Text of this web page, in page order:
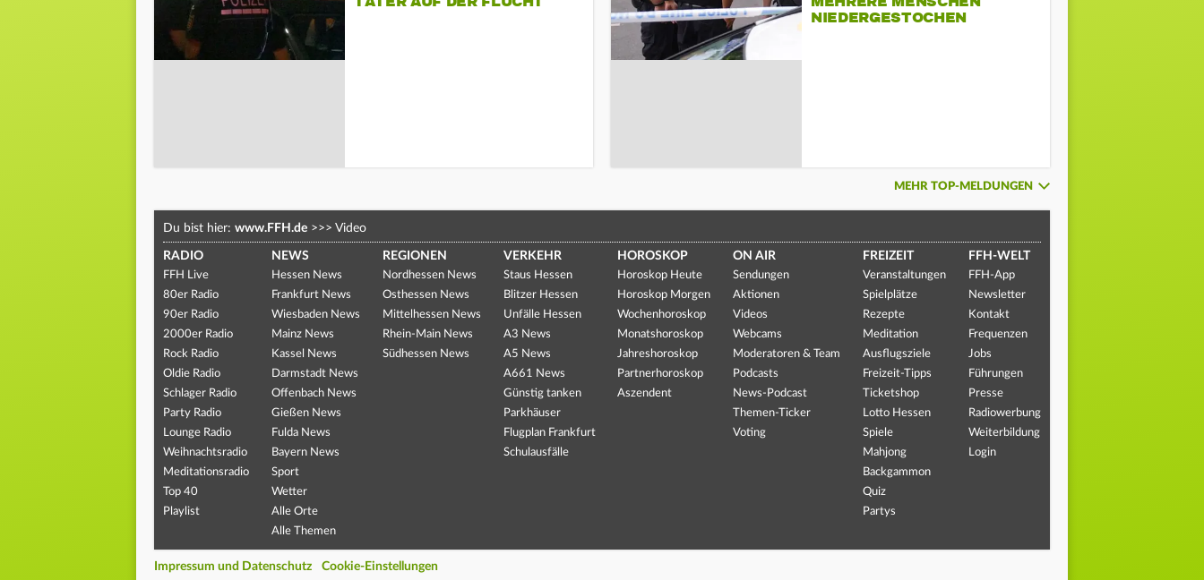
NIEDERGESTOCHEN
MEHR TOP-MELDUNGEN
Du bist hier: www.FFH.de >>> Video
RADIO
FFH Live
80er Radio
90er Radio
2000er Radio
Rock Radio
Oldie Radio
Schlager Radio
Party Radio
Lounge Radio
Weihnachtsradio
Meditationsradio
Top 40
Playlist
NEWS
Hessen News
Frankfurt News
Wiesbaden News
Mainz News
Kassel News
Darmstadt News
Offenbach News
Gießen News
Fulda News
Bayern News
Sport
Wetter
Alle Orte
Alle Themen
REGIONEN
Nordhessen News
Osthessen News
Mittelhessen News
Rhein-Main News
Südhessen News
VERKEHR
Staus Hessen
Blitzer Hessen
Unfälle Hessen
A3 News
A5 News
A661 News
Günstig tanken
Parkhäuser
Flugplan Frankfurt
Schulausfälle
HOROSKOP
Horoskop Heute
Horoskop Morgen
Wochenhoroskop
Monatshoroskop
Jahreshoroskop
Partnerhoroskop
Aszendent
ON AIR
Sendungen
Aktionen
Videos
Webcams
Moderatoren & Team
Podcasts
News-Podcast
Themen-Ticker
Voting
FREIZEIT
Veranstaltungen
Spielplätze
Rezepte
Meditation
Ausflugsziele
Freizeit-Tipps
Ticketshop
Lotto Hessen
Spiele
Mahjong
Backgammon
Quiz
Partys
FFH-WELT
FFH-App
Newsletter
Kontakt
Frequenzen
Jobs
Führungen
Presse
Radiowerbung
Weiterbildung
Login
Impressum und Datenschutz Cookie-Einstellungen